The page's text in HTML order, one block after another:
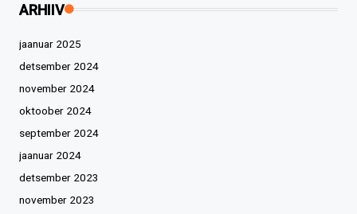
ARHIIV
jaanuar 2025
detsember 2024
november 2024
oktoober 2024
september 2024
jaanuar 2024
detsember 2023
november 2023